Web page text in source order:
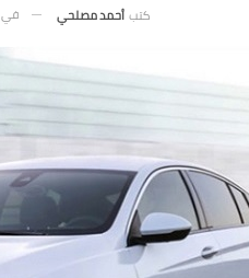
كتب أحمد مصلحي في